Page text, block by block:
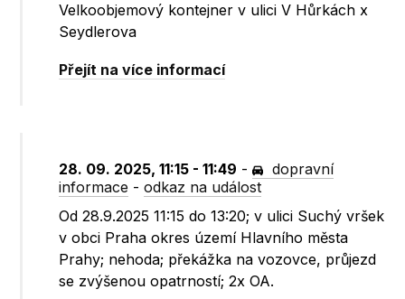
Velkoobjemový kontejner v ulici V Hůrkách x
Seydlerova
Přejít na více informací
28. 09. 2025, 11:15 - 11:49 -
dopravní
informace -odkaz na událost
Od 28.9.2025 11:15 do 13:20; v ulici Suchý vršek
v obci Praha okres území Hlavního města
Prahy; nehoda; překážka na vozovce, průjezd
se zvýšenou opatrností; 2x OA.